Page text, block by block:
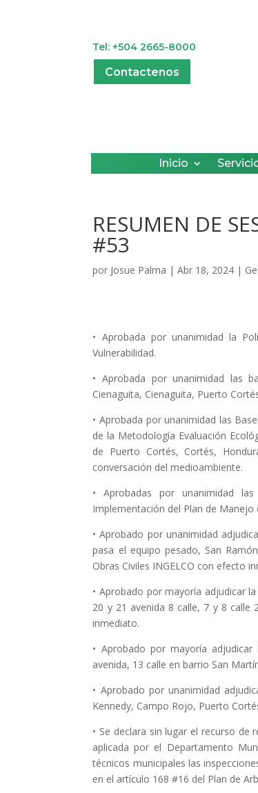
Tel: +504 2665-8000
Contactenos
Inicio
RESUMEN DE
#53
por Josue Palma |Abr 18, 2024 |
• Aprobada por unanimidad la
Vulnerabilidad.
• Aprobada por unanimidad las
Cienaguita, Cienaguita, Puerto
• Aprobada por unanimidad las
de la Metodología Evaluación
de Puerto Cortés, Cortés,
conversación del medioambiente.
• Aprobadas por unanimidad
Implementación del Plan de Manejo
• Aprobado por unanimidad
pasa el equipo pesado, San
Obras Civiles INGELCO con efecto
• Aprobado por mayoría adjudicar
20 y 21 avenida 8 calle, 7 y 8 calle
inmediato.
• Aprobado por mayoría
avenida, 13 calle en barrio San
• Aprobado por unanimidad
Kennedy, Campo Rojo, Puerto
• Se declara sin lugar el recurso de
aplicada por el Departamento
técnicos municipales las
en el artículo 168 #16 del Plan de